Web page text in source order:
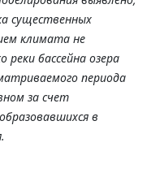
существенных
климата не
бассейна озера
периода
за счет
в